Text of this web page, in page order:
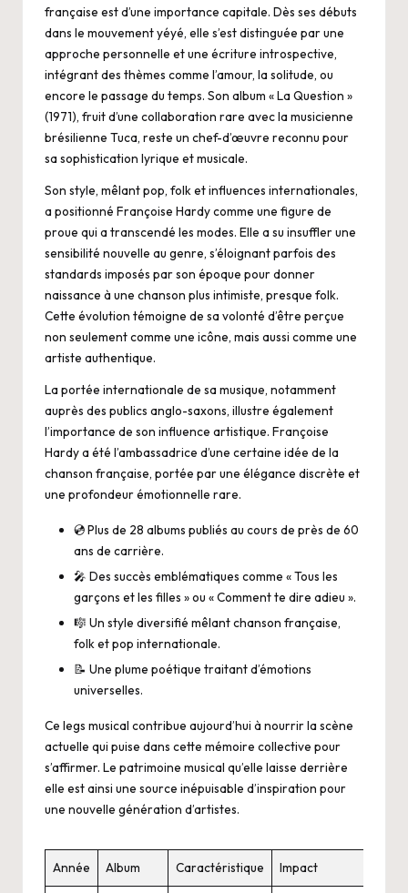
française est d’une importance capitale. Dès ses débuts
dans le mouvement yéyé, elle s’est distinguée par une
approche personnelle et une écriture introspective,
intégrant des thèmes comme l’amour, la solitude, ou
encore le passage du temps. Son album « La Question »
(1971), fruit d’une collaboration rare avec la musicienne
brésilienne Tuca, reste un chef-d’œuvre reconnu pour
sa sophistication lyrique et musicale.
Son style, mêlant pop, folk et influences internationales,
a positionné Françoise Hardy comme une figure de
proue qui a transcendé les modes. Elle a su insuffler une
sensibilité nouvelle au genre, s’éloignant parfois des
standards imposés par son époque pour donner
naissance à une chanson plus intimiste, presque folk.
Cette évolution témoigne de sa volonté d’être perçue
non seulement comme une icône, mais aussi comme une
artiste authentique.
La portée internationale de sa musique, notamment
auprès des publics anglo-saxons, illustre également
l’importance de son influence artistique. Françoise
Hardy a été l’ambassadrice d’une certaine idée de la
chanson française, portée par une élégance discrète et
une profondeur émotionnelle rare.
💿 Plus de 28 albums publiés au cours de près de 60
ans de carrière.
🎤 Des succès emblématiques comme « Tous les
garçons et les filles » ou « Comment te dire adieu ».
🎼 Un style diversifié mêlant chanson française,
folk et pop internationale.
📝 Une plume poétique traitant d’émotions
universelles.
Ce legs musical contribue aujourd’hui à nourrir la scène
actuelle qui puise dans cette mémoire collective pour
s’affirmer. Le patrimoine musical qu’elle laisse derrière
elle est ainsi une source inépuisable d’inspiration pour
une nouvelle génération d’artistes.
Année Album Caractéristique Impact